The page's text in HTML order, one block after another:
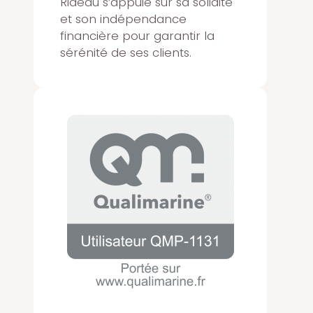
et son indépendance
financière pour garantir la
sérénité de ses clients.